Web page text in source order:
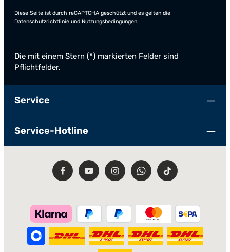
Diese Seite ist durch reCAPTCHA geschützt und es gelten die
Datenschutzrichtlinieund Nutzungsbedingungen.
Die mit einem Stern (*) markierten Felder sind
Pflichtfelder.
Service
Service-Hotline